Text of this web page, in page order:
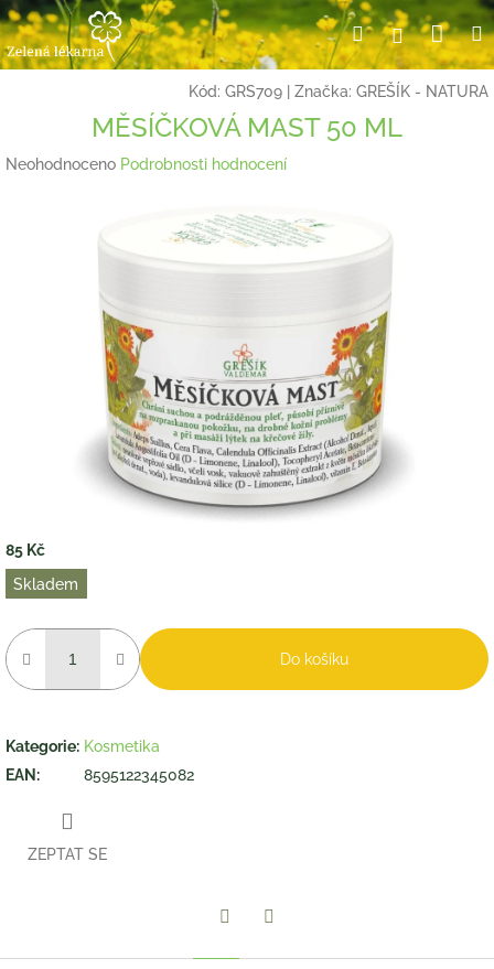
Přejít
na
obsah
HledatPřihlášení
Kód: GRS709 Značka: GREŠÍK - NATURA
MĚSÍČKOVÁ MAST 50 ML
Průměrné
Neohodnoceno Podrobnosti hodnocení
85 Kč
Měrná
cena:
Skladem
Do košíku
Kategorie: Kosmetika
EAN : 8595122345082
ZEPTAT SE